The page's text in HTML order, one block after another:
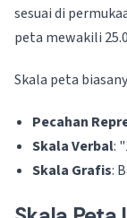
sesuai di
peta mewakili
Skala peta
Pecahan
Skala Verbal:
Skala Grafis: